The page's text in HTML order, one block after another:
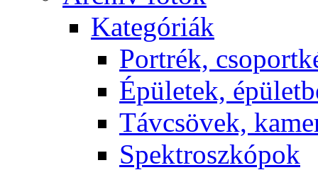
Ka­te­gó­ri­ák
Port­rék,
Épü­le­tek,
Táv­csö­vek,
Spekt­rosz­kó­pok